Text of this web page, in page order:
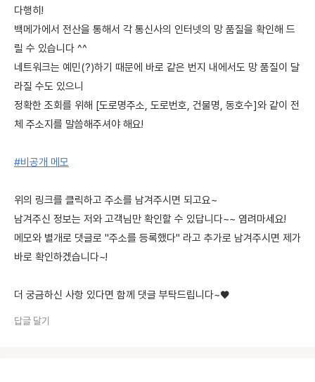
다행히!
백메가에서 전산을 통해서 각 통신사의 인터넷의 망 품질을 확인해 드
릴 수 있습니다 ^^
네트워크는 예민(?)하기 때문에 바로 같은 번지 내에서도 망 품질이 달
라질 수도 있으니
정확한 조회를 위해 [도로명주소, 도로번호, 건물명, 동호수]와 같이 전
체 주소지를 말씀해주셔야 해요!
#비공개 메모
위의 링크를 클릭하고 주소를 남겨주시면 되고요~
남겨주신 정보는 저와 고객님만 확인할 수 있답니다~~ 염려마세요!
메모와 별개로 댓글로 "주소를 등록했다" 라고 추가로 남겨주시면 제가
바로 확인하겠습니다~!
더 궁금하신 사항 있다면 함께 댓글 부탁드립니다~♥
답글 달기